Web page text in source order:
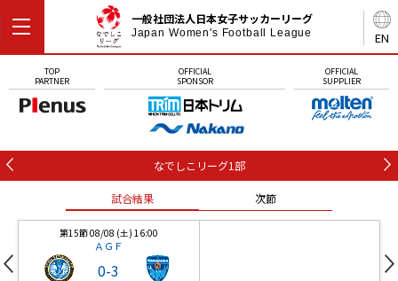
EN
一般社団法人日本女子サッカーリーグ
Japan Women's Football League
TOP
PARTNER
OFFICIAL
SPONSOR
OFFICIAL
SUPPLIER
なでしこリーグ1部
試合結果 次節
第15節 08/08 (土) 16:00
ＡＧＦ
0-3